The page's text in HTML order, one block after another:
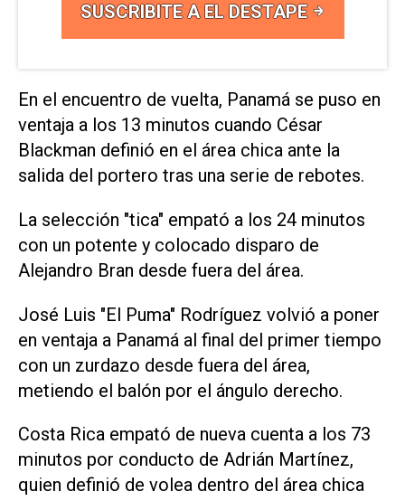
SUSCRIBITE A EL DESTAPE
En el encuentro de vuelta, Panamá se puso en
ventaja a los 13 minutos cuando César
Blackman definió en el área chica ante la
salida del portero tras una serie de rebotes.
La selección "tica" empató a los 24 minutos
con un potente y colocado disparo de
Alejandro Bran desde fuera del área.
José Luis "El Puma" Rodríguez volvió a poner
en ventaja a Panamá al final del primer tiempo
con un zurdazo desde fuera del área,
metiendo el balón por el ángulo derecho.
Costa Rica empató de nueva cuenta a los 73
minutos por conducto de Adrián Martínez,
quien definió de volea dentro del área chica